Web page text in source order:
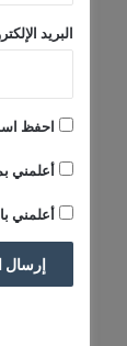
البريد
احفظ
أعلمني
أعلمني